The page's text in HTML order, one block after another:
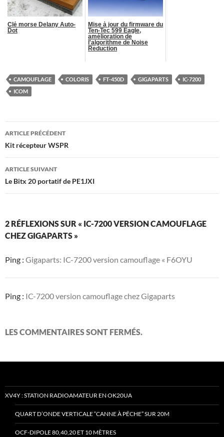
Clé morse Delany Auto-
Dot
Mise à jour du firmware du
Ten-Tec 599 Eagle,
amélioration de
l'algorithme de Noise
Reduction
CAMOUFLAGE COLORIS FT-450D GIGAPARTS
IC-7200
ICOM
Navigation
des
articles
ARTICLE PRÉCÉDENT
Kit récepteur WSPR
ARTICLE SUIVANT
Le Bitx 20 portatif de PE1JXI
2 RÉFLEXIONS SUR « IC-7200 VERSION CAMOUFLAGE
CHEZ GIGAPARTS »
Ping : Gigaparts: IC-7200 version camouflage « F6OYU
Ping : IC-7200 version camouflage chez Gigaparts
LES COMMENTAIRES SONT FERMÉS.
XV4Y : STATION RADIOAMATEUR EN OK20UA
QUART D’ONDE VERTICALE “CANNE À PÊCHE” SUR 20M
OCF-DIPOLE 80,40,20 ET 10 MÈTRES